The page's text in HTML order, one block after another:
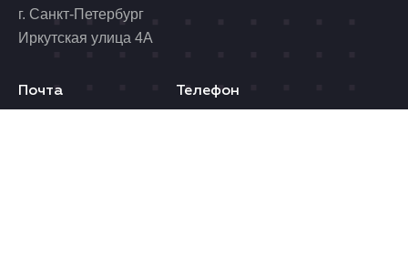
г. Санкт-Петербург
Иркутская улица 4А
Почта Телефон